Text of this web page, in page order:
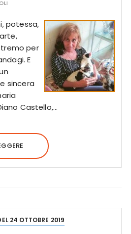
potessa,
per
E
sincera
Castello,…
24 OTTOBRE 2019